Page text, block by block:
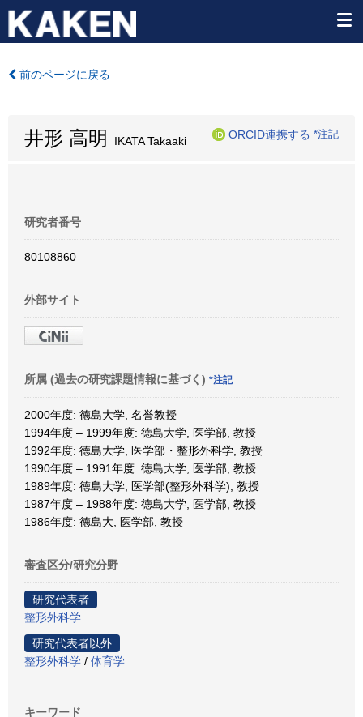
前のページに戻る
井形 高明 IKATA Takaaki
ORCID連携する *注記
研究者番号
80108860
外部サイト
所属 (過去の研究課題情報に基づく) *注記
2000年度: 徳島大学, 名誉教授
1994年度 – 1999年度: 徳島大学, 医学部, 教授
1992年度: 徳島大学, 医学部・整形外科学, 教授
1990年度 – 1991年度: 徳島大学, 医学部, 教授
1989年度: 徳島大学, 医学部(整形外科学), 教授
1987年度 – 1988年度: 徳島大学, 医学部, 教授
1986年度: 徳島大, 医学部, 教授
審査区分/研究分野
研究代表者
整形外科学
研究代表者以外
整形外科学 / 体育学
キーワード